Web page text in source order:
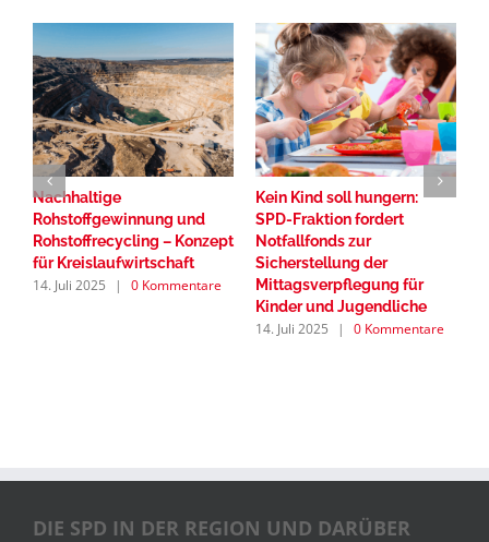
Nachhaltige
Rohstoffgewinnung und
Rohstoffrecycling – Konzept
für Kreislaufwirtschaft
14. Juli 2025 | 0 Kommentare
Kein Kind soll hungern:
SPD-Fraktion fordert
Notfallfonds zur
Sicherstellung der
Mittagsverpflegung für
Kinder und Jugendliche
14. Juli 2025 | 0 Kommentare
DIE SPD IN DER REGION UND DARÜBER